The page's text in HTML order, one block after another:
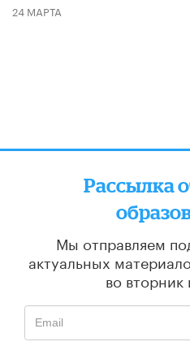
24 МАРТА
Рассылка
Мы отправляем
актуальных
во вторник